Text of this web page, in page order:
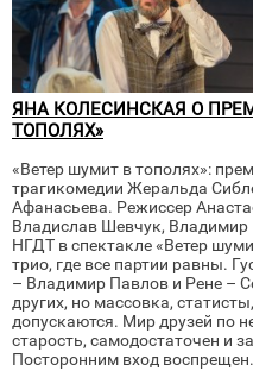
ЯНА КОЛЕСИНСКАЯ О
ТОПОЛЯХ»
«Ветер шумит в тополях»:
трагикомедии Жеральда
Афанасьева. Режиссер
Владислав Шевчук,
НГДТ в спектакле «Ветер
трио, где все партии равны.
– Владимир Павлов и Рене –
других, но массовка,
допускаются. Мир друзей по
старость, самодостаточен и
Посторонним вход